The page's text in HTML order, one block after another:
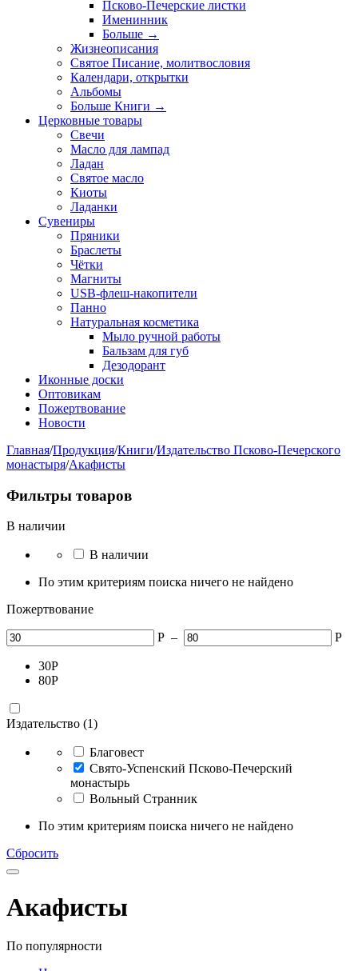
Псково-Печерские листки
Именинник
Больше →
Жизнеописания
Святое Писание, молитвословия
Календари, открытки
Альбомы
Больше Книги →
Церковные товары
Свечи
Масло для лампад
Ладан
Святое масло
Киоты
Ладанки
Сувениры
Пряники
Браслеты
Чётки
Магниты
USB-флеш-накопители
Панно
Натуральная косметика
Мыло ручной работы
Бальзам для губ
Дезодорант
Иконные доски
Оптовикам
Пожертвование
Новости
Главная/Продукция/Книги/Издательство Псково-Печерского
монастыря/Акафисты
Фильтры товаров
В наличии
В наличии
По этим критериям поиска ничего не найдено
Пожертвование
Р – Р
30Р
80Р
Издательство (1)
Благовест
Свято-Успенский Псково-Печерский
монастырь
Вольный Странник
По этим критериям поиска ничего не найдено
Сбросить
Акафисты
По популярности